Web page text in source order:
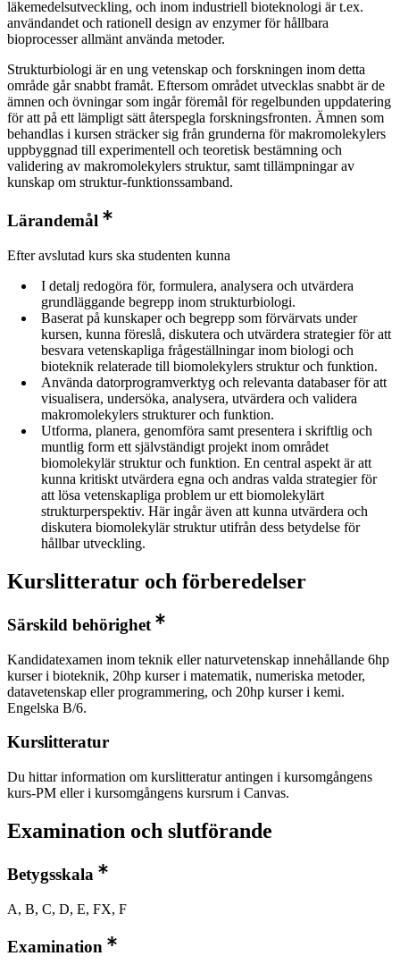
läkemedelsutveckling, och inom industriell bioteknologi är t.ex.
användandet och rationell design av enzymer för hållbara
bioprocesser allmänt använda metoder.
Strukturbiologi är en ung vetenskap och forskningen inom detta
område går snabbt framåt. Eftersom området utvecklas snabbt är de
ämnen och övningar som ingår föremål för regelbunden uppdatering
för att på ett lämpligt sätt återspegla forskningsfronten. Ämnen som
behandlas i kursen sträcker sig från grunderna för makromolekylers
uppbyggnad till experimentell och teoretisk bestämning och
validering av makromolekylers struktur, samt tillämpningar av
kunskap om struktur-funktionssamband.
Lärandemål
Efter avslutad kurs ska studenten kunna
I detalj redogöra för, formulera, analysera och utvärdera
grundläggande begrepp inom strukturbiologi.
Baserat på kunskaper och begrepp som förvärvats under
kursen, kunna föreslå, diskutera och utvärdera strategier för att
besvara vetenskapliga frågeställningar inom biologi och
bioteknik relaterade till biomolekylers struktur och funktion.
Använda datorprogramverktyg och relevanta databaser för att
visualisera, undersöka, analysera, utvärdera och validera
makromolekylers strukturer och funktion.
Utforma, planera, genomföra samt presentera i skriftlig och
muntlig form ett självständigt projekt inom området
biomolekylär struktur och funktion. En central aspekt är att
kunna kritiskt utvärdera egna och andras valda strategier för
att lösa vetenskapliga problem ur ett biomolekylärt
strukturperspektiv. Här ingår även att kunna utvärdera och
diskutera biomolekylär struktur utifrån dess betydelse för
hållbar utveckling.
Kurslitteratur och förberedelser
Särskild behörighet
Kandidatexamen inom teknik eller naturvetenskap innehållande 6hp
kurser i bioteknik, 20hp kurser i matematik, numeriska metoder,
datavetenskap eller programmering, och 20hp kurser i kemi.
Engelska B/6.
Kurslitteratur
Du hittar information om kurslitteratur antingen i kursomgångens
kurs-PM eller i kursomgångens kursrum i Canvas.
Examination och slutförande
Betygsskala
A, B, C, D, E, FX, F
Examination